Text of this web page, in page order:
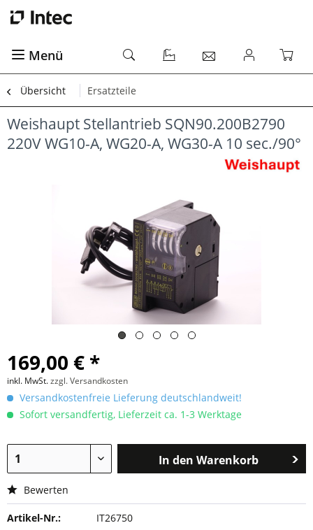
Menü
Übersicht Ersatzteile
Weishaupt Stellantrieb SQN90.200B2790
220V WG10-A, WG20-A, WG30-A 10 sec./90°
169,00 € *
inkl. MwSt.zzgl. Versandkosten
Versandkostenfreie Lieferung deutschlandweit!
Sofort versandfertig, Lieferzeit ca. 1-3 Werktage
In den Warenkorb
Bewerten
Artikel-Nr.:
IT26750